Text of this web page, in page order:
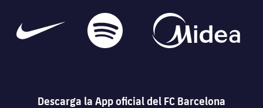
Descarga la App oficial del FC Barcelona